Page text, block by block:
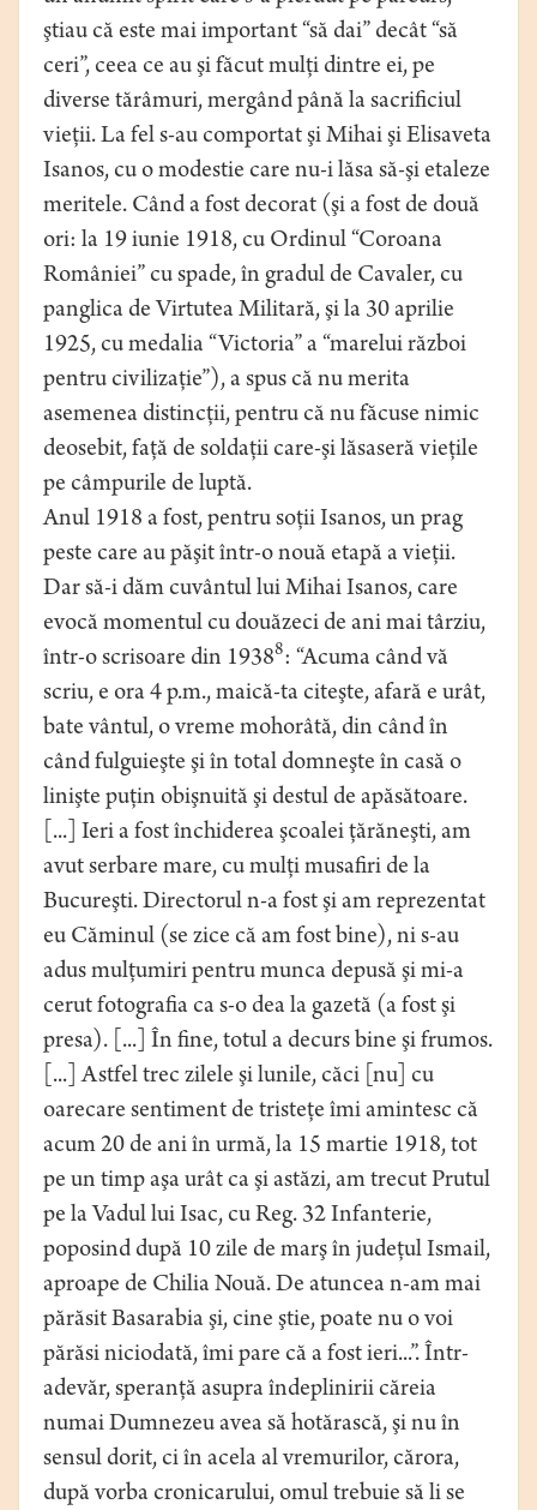
ştiau că este mai important “să dai” decât “să
ceri”, ceea ce au şi făcut mulţi dintre ei, pe
diverse tărâmuri, mergând până la sacrificiul
vieţii. La fel s-au comportat şi Mihai şi Elisaveta
Isanos, cu o modestie care nu-i lăsa să-şi etaleze
meritele. Când a fost decorat (şi a fost de două
ori: la 19 iunie 1918, cu Ordinul “Coroana
României” cu spade, în gradul de Cavaler, cu
panglica de Virtutea Militară, şi la 30 aprilie
1925, cu medalia “Victoria” a “marelui război
pentru civilizaţie”), a spus că nu merita
asemenea distincţii, pentru că nu făcuse nimic
deosebit, faţă de soldaţii care-şi lăsaseră vieţile
pe câmpurile de luptă.
Anul 1918 a fost, pentru soţii Isanos, un prag
peste care au păşit într-o nouă etapă a vieţii.
Dar să-i dăm cuvântul lui Mihai Isanos, care
evocă momentul cu douăzeci de ani mai târziu,
într-o scrisoare din 19388: “Acuma când vă
scriu, e ora 4 p.m., maică-ta citeşte, afară e urât,
bate vântul, o vreme mohorâtă, din când în
când fulguieşte şi în total domneşte în casă o
linişte puţin obişnuită şi destul de apăsătoare.
[...] Ieri a fost închiderea şcoalei ţărăneşti, am
avut serbare mare, cu mulţi musafiri de la
Bucureşti. Directorul n-a fost şi am reprezentat
eu Căminul (se zice că am fost bine), ni s-au
adus mulţumiri pentru munca depusă şi mi-a
cerut fotografia ca s-o dea la gazetă (a fost şi
presa). [...] În fine, totul a decurs bine şi frumos.
[...] Astfel trec zilele şi lunile, căci [nu] cu
oarecare sentiment de tristeţe îmi amintesc că
acum 20 de ani în urmă, la 15 martie 1918, tot
pe un timp aşa urât ca şi astăzi, am trecut Prutul
pe la Vadul lui Isac, cu Reg. 32 Infanterie,
poposind după 10 zile de marş în judeţul Ismail,
aproape de Chilia Nouă. De atuncea n-am mai
părăsit Basarabia şi, cine ştie, poate nu o voi
părăsi niciodată, îmi pare că a fost ieri...”. Într-
adevăr, speranţă asupra îndeplinirii căreia
numai Dumnezeu avea să hotărască, şi nu în
sensul dorit, ci în acela al vremurilor, cărora,
după vorba cronicarului, omul trebuie să li se